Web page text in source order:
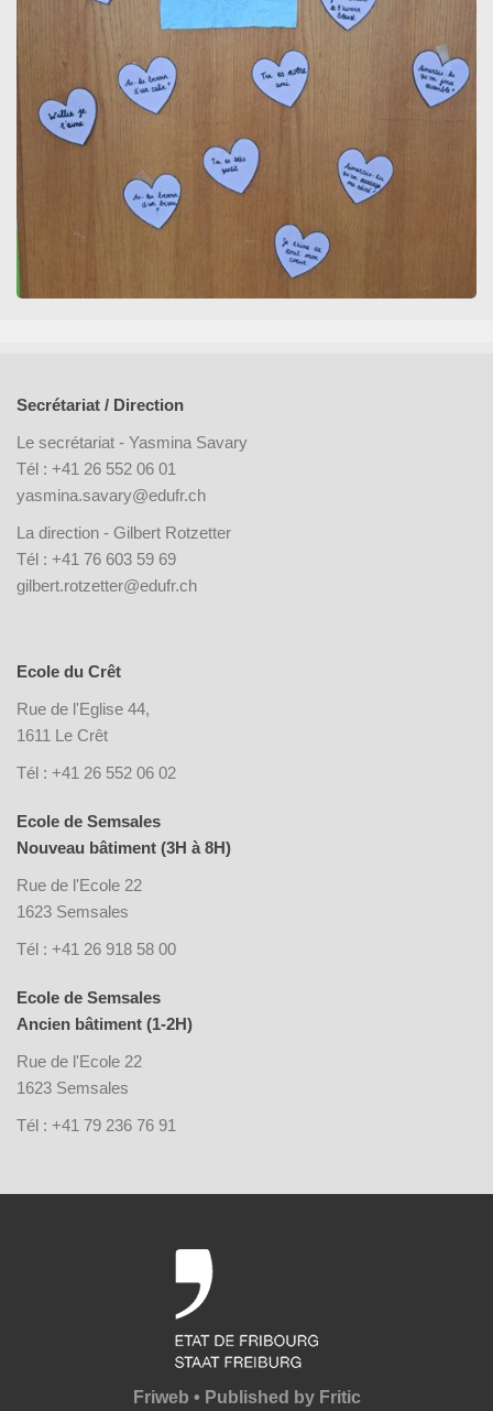
Secrétariat / Direction
Le secrétariat - Yasmina Savary
Tél : +41 26 552 06 01
yasmina.savary@edufr.ch
La direction - Gilbert Rotzetter
Tél : +41 76 603 59 69
gilbert.rotzetter@edufr.ch
Ecole du Crêt
Rue de l'Eglise 44,
1611 Le Crêt
Tél : +41 26 552 06 02
Ecole de Semsales
Nouveau bâtiment (3H à 8H)
Rue de l'Ecole 22
1623 Semsales
Tél : +41 26 918 58 00
Ecole de Semsales
Ancien bâtiment (1-2H)
Rue de l'Ecole 22
1623 Semsales
Tél : +41 79 236 76 91